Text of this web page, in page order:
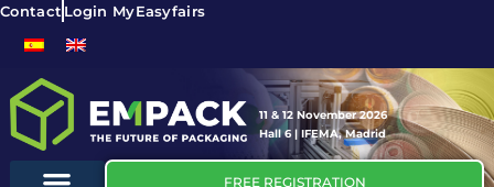
Contact Login MyEasyfairs
11 & 12 November 2026
Hall 6 | IFEMA, Madrid
FREE REGISTRATION